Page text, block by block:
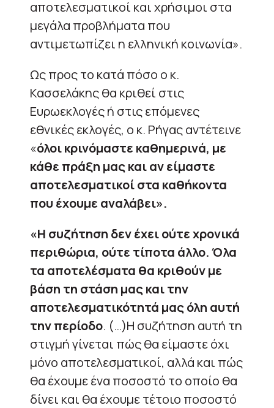
αποτελεσματικοί και χρήσιμοι στα
μεγάλα προβλήματα που
αντιμετωπίζει η ελληνική κοινωνία».
Ως προς το κατά πόσο ο κ.
Κασσελάκης θα κριθεί στις
Ευρωεκλογές ή στις επόμενες
εθνικές εκλογές, ο κ. Ρήγας αντέτεινε
«όλοι κρινόμαστε καθημερινά, με
κάθε πράξη μας και αν είμαστε
αποτελεσματικοί στα καθήκοντα
που έχουμε αναλάβει».
«Η συζήτηση δεν έχει ούτε χρονικά
περιθώρια, ούτε τίποτα άλλο. Όλα
τα αποτελέσματα θα κριθούν με
βάση τη στάση μας και την
αποτελεσματικότητά μας όλη αυτή
την περίοδο. (…)Η συζήτηση αυτή τη
στιγμή γίνεται πώς θα είμαστε όχι
μόνο αποτελεσματικοί, αλλά και πώς
θα έχουμε ένα ποσοστό το οποίο θα
δίνει και θα έχουμε τέτοιο ποσοστό